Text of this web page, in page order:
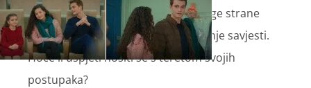
šuti pred policijom. Jasmin se s druge strane
suočava se s teškim osjećajem grižnje savjesti.
Hoće li uspjeti nositi se s teretom svojih
postupaka?